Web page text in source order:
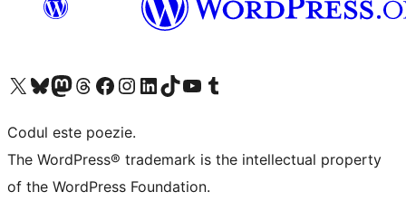
Mergi la contul nostru X (fost Twitter)
Vizitează contul nostru Bluesky
Vizitează contul nostru Mastodon
Vizitează contul nostru Threads
Vizitează pagina noastră Facebook
Vizitează-ne pe Instagram
Vizitează-ne pe LinkedIn
Vizitează contul nostru TikTok
Vizitează canalul nostru YouTube
Vizitează contul nostru Tumblr
Codul este poezie.
The WordPress® trademark is the intellectual property
of the WordPress Foundation.